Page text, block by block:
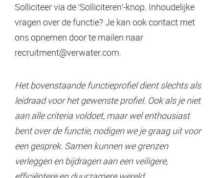
Solliciteer via de ‘Solliciteren’-knop. Inhoudelijke
vragen over de functie? Je kan ook contact met
ons opnemen door te mailen naar
recruitment@verwater.com.
Het bovenstaande functieprofiel dient slechts als
leidraad voor het gewenste profiel. Ook als je niet
aan alle criteria voldoet, maar wel enthousiast
bent over de functie, nodigen we je graag uit voor
een gesprek. Samen kunnen we grenzen
verleggen en bijdragen aan een veiligere,